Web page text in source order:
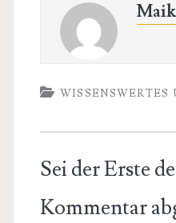
WISSENSWERTES
Sei der Erste
Kommentar